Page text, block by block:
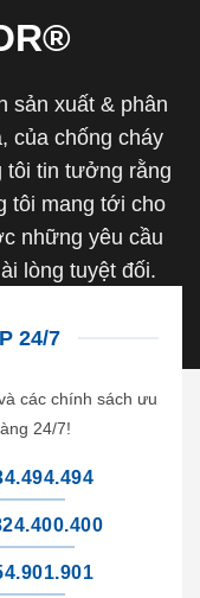
sản xuất & phân
của chống cháy
tôi tin tưởng rằng
tôi mang tới cho
những yêu cầu
lòng tuyệt đối.
24/7
các chính sách ưu
24/7!